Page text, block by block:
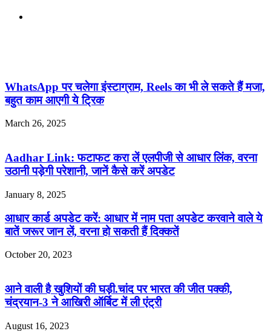
WhatsApp पर चलेगा इंस्टाग्राम, Reels का भी ले सकते हैं मजा,
बहुत काम आएगी ये ट्रिक
March 26, 2025
Aadhar Link: फटाफट करा लें एलपीजी से आधार लिंक, वरना
उठानी पड़ेगी परेशानी, जानें कैसे करें अपडेट
January 8, 2025
आधार कार्ड अपडेट करें: आधार में नाम पता अपडेट करवाने वाले ये
बातें जरूर जान लें, वरना हो सकती हैं दिक्कतें
October 20, 2023
आने वाली है खुशियों की घड़ी.चांद पर भारत की जीत पक्की,
चंद्रयान-3 ने आखिरी ऑर्बिट में ली एंट्री
August 16, 2023